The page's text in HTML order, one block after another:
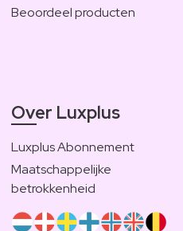
Beoordeel producten
Over Luxplus
Luxplus Abonnement
Maatschappelijke
betrokkenheid